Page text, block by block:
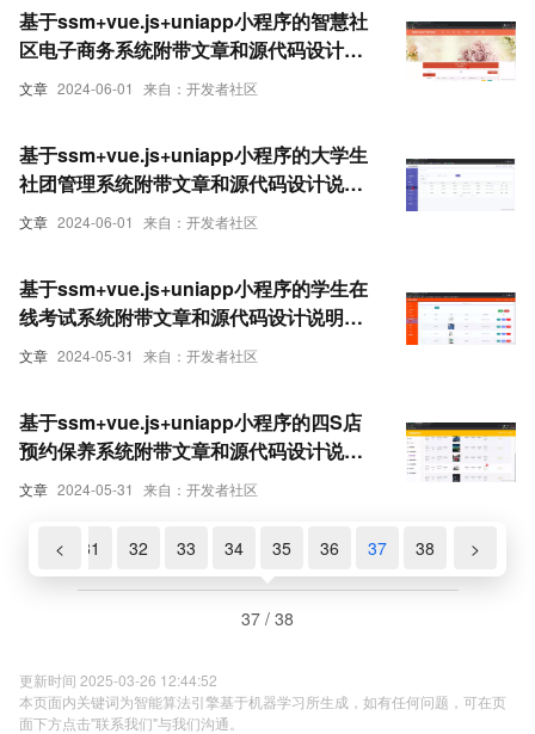
文章 2024-06-01 来自：开发者社区
基于ssm+vue.js+uniapp小程序的智慧社
区电子商务系统附带文章和源代码设计说
明文档ppt
文章 2024-06-01 来自：开发者社区
基于ssm+vue.js+uniapp小程序的大学生
社团管理系统附带文章和源代码设计说明
文档ppt
文章 2024-05-31 来自：开发者社区
基于ssm+vue.js+uniapp小程序的学生在
线考试系统附带文章和源代码设计说明文
档ppt
文章 2024-05-31 来自：开发者社区
基于ssm+vue.js+uniapp小程序的四S店
预约保养系统附带文章和源代码设计说明
文档ppt
< 31 32 33 34 35 36 37 38 >
37 / 38
更新时间 2025-03-26 12:44:52
本页面内关键词为智能算法引擎基于机器学习所生成，如有任何问题，可在页
面下方点击"联系我们"与我们沟通。